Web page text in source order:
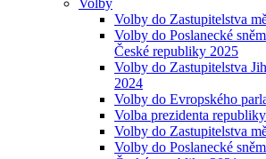
Volby
Volby do Zastupitelstva
Volby do Poslanecké
České republiky 2025
Volby do Zastupitelstva
2024
Volby do Evropského
Volba prezidenta
Volby do Zastupitelstva
Volby do Poslanecké